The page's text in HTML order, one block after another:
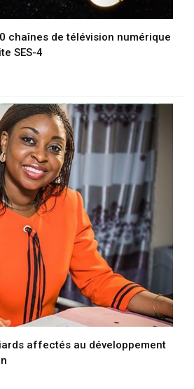
chaînes de télévision numérique
SES-4
affectés au développement